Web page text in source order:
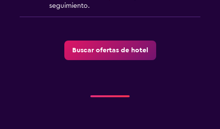
seguimiento.
Buscar ofertas de hotel